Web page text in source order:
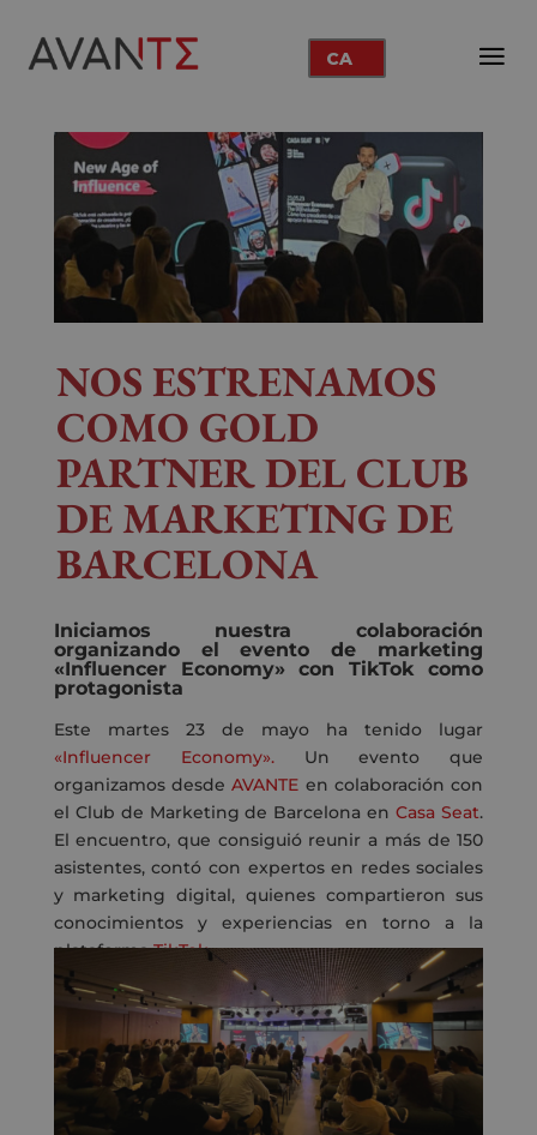
CA
NOS ESTRENAMOS
COMO GOLD
PARTNER DEL CLUB
DE MARKETING DE
BARCELONA
Iniciamos nuestra colaboración
organizando el evento de marketing
«Influencer Economy» con TikTok como
protagonista
Este martes 23 de mayo ha tenido lugar
«Influencer Economy».Un evento que
organizamos desdeAVANTE en colaboración con
el Club de Marketing de Barcelona en Casa Seat.
El encuentro, que consiguió reunir a más de 150
asistentes, contó con expertos en redes sociales
y marketing digital, quienes compartieron sus
conocimientos y experiencias en torno a la
plataforma TikTok.